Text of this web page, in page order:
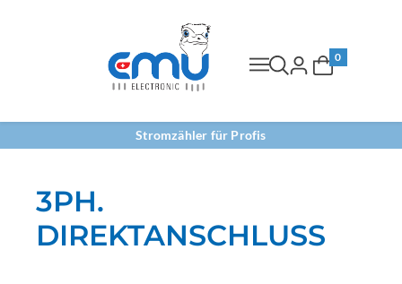
0
Stromzähler für Profis
3PH.
DIREKTANSCHLUSS